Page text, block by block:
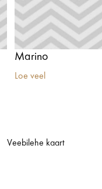
Marino
Loe veel
Veebilehe kaart